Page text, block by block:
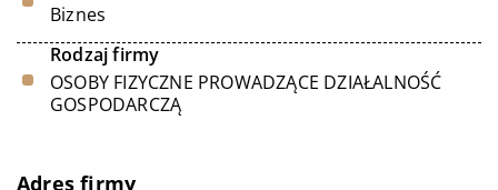
Biznes
Rodzaj firmy
OSOBY FIZYCZNE PROWADZĄCE DZIAŁALNOŚĆ
GOSPODARCZĄ
Adres firmy